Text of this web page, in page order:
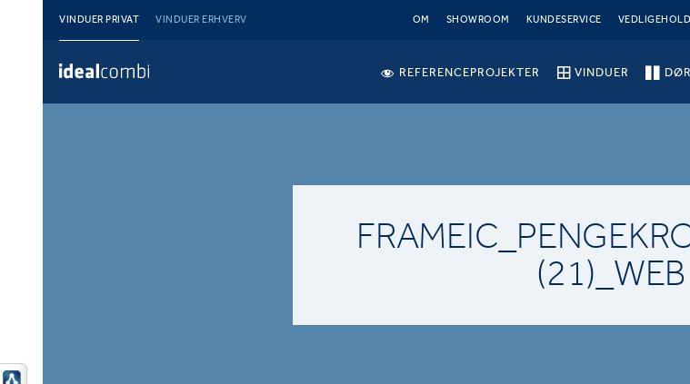
VINDUER PRIVAT VINDUER ERHVERV OM SHOWROOM KUNDESERVICE
REFERENCEPROJEKTER VINDUER
(21)_WEB